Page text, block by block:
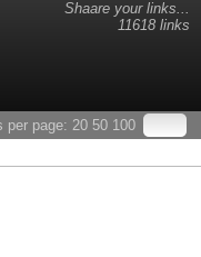
Shaare your links...
11618 links
per page: 20 50 100